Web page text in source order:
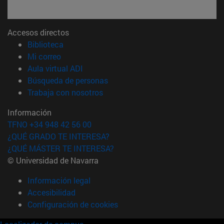
Accesos directos
Biblioteca
Mi correo(abre en nueva ventana)
Aula virtual ADI
Búsqueda de personas(abre en nueva ventana)
Trabaja con nosotros(abre en nueva ventana)
Información
TFNO +34 948 42 56 00
¿QUÉ GRADO TE INTERESA?
¿QUÉ MÁSTER TE INTERESA?
© Universidad de Navarra
Información legal
Accesibilidad
Configuración de cookies